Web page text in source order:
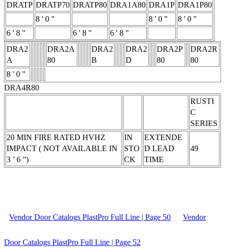
DRATP DRATP70 DRATP80 DRA1A80 DRA1P DRA1P80
8 ' 0 "
8 ' 0 "
8 ' 0 "
6 ' 8 "
6 ' 8 "
6 ' 8 "
DRA2
A
DRA2A
80
DRA2
B
DRA2
D
DRA2P
80
DRA2R
80
8 ' 0 "
DRA4R80
RUSTI
C
SERIES
20 MIN FIRE RATED HVHZ
IMPACT ( NOT AVAILABLE IN
3 ’ 6 ”)
IN
STO
CK
EXTENDE
D LEAD
TIME
49
Vendor Door Catalogs PlastPro Full Line | Page 50 Vendor
Door Catalogs PlastPro Full Line | Page 52